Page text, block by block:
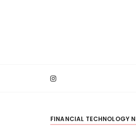
FINANCIAL TECHNOLOGY